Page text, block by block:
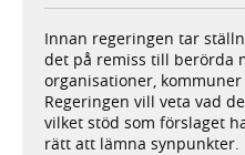
Innan regeringen tar
det på remiss till berörda
organisationer,
Regeringen vill veta vad
vilket stöd som förslaget
rätt att lämna synpunkter.